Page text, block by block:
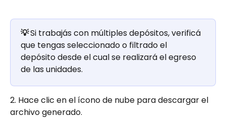
💡 Si trabajás con múltiples depósitos, verificá
que tengas seleccionado o filtrado el
depósito desde el cual se realizará el egreso
de las unidades.
2. Hace clic en el ícono de nube para descargar el
archivo generado.